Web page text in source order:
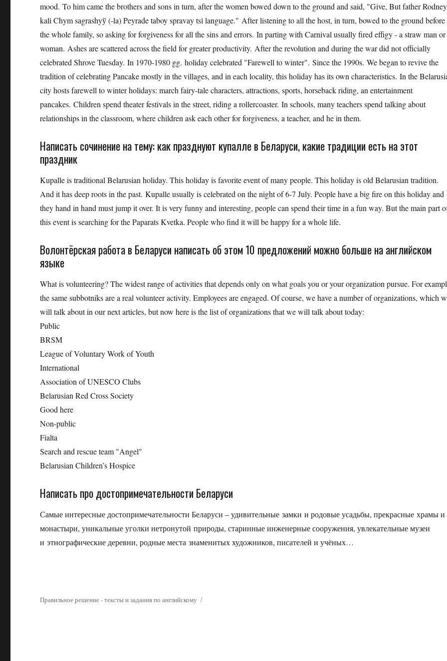
mood. To him came the brothers and sons in turn, after the women bowed down to the ground and said, "Give, But father Rodney
kalі Chym sagrashyў (-la) Peyrade taboy spravay tsі language." After listening to all the host, in turn, bowed to the ground before
the whole family, so asking for forgiveness for all the sins and errors. In parting with Carnival usually fired effigy - a straw man or
woman. Ashes are scattered across the field for greater productivity. After the revolution and during the war did not officially
celebrated Shrove Tuesday. In 1970-1980 gg. holiday celebrated "Farewell to winter". Since the 1990s. We began to revive the
tradition of celebrating Pancake mostly in the villages, and in each locality, this holiday has its own characteristics. In the
city hosts farewell to winter holidays: march fairy-tale characters, attractions, sports, horseback riding, an entertainment
pancakes. Children spend theater festivals in the street, riding a rollercoaster. In schools, many teachers spend talking about
relationships in the classroom, where children ask each other for forgiveness, a teacher, and he in them.
Написать сочинение на тему: как празднуют купалле в Беларуси, какие традиции есть на этот
праздник
Kupalle is traditional Belarusian holiday. This holiday is favorite event of many people. This holiday is old Belarusian tradition.
And it has deep roots in the past. Kupalle usually is celebrated on the night of 6-7 July. People have a big fire on this holiday and
they hand in hand must jump it over. It is very funny and interesting, people can spend their time in a fun way. But the main part
this event is searching for the Paparats Kvetka. People who find it will be happy for a whole life.
Волонтёрская работа в Беларуси написать об этом 10 предложений можно больше на английском
языке
What is volunteering? The widest range of activities that depends only on what goals you or your organization pursue. For
the same subbotniks are a real volunteer activity. Employees are engaged. Of course, we have a number of organizations, which
will talk about in our next articles, but now here is the list of organizations that we will talk about today:
Public
BRSM
League of Voluntary Work of Youth
International
Association of UNESCO Clubs
Belarusian Red Cross Society
Good here
Non-public
Fialta
Search and rescue team "Angel"
Belarusian Children’s Hospice
Написать про достопримечательности Беларуси
Самые интересные достопримечательности Беларуси – удивительные замки и родовые усадьбы, прекрасные храмы и
монастыри, уникальные уголки нетронутой природы, старинные инженерные сооружения, увлекательные музеи
и этнографические деревни, родные места знаменитых художников, писателей и учёных…
Правильное решение - тексты и задания по английскому